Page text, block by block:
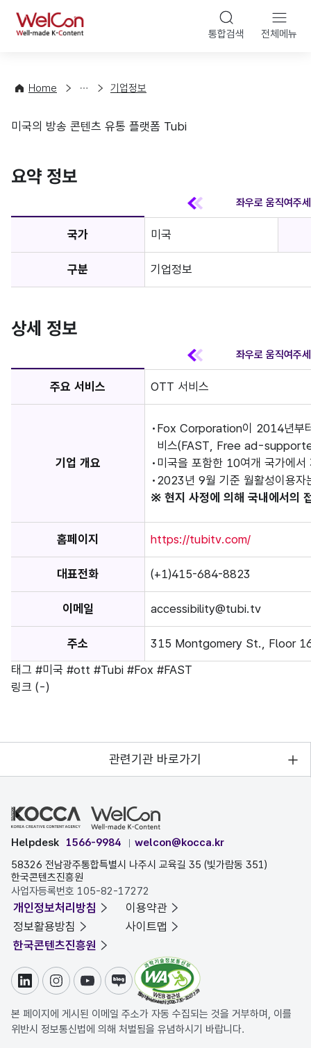
WelCon 통합검색 전체메뉴
Home
컨
팅
해
기
정
기업정보
기업정보
미국의 방송 콘텐츠 유통 플랫폼 Tubi
요약 정보
국가 미국
구분 기업정보
상세 정보
주요 서비스 OTT 서비스
기업 개요
Fox Corporation이 2014년부
비스(FAST, Free ad-
미국을 포함한 10여개 국가에서
2023년 9월 기준 월활성이용
※ 현지 사정에 의해 국내에서의
홈페이지 https://tubitv.com/
대표전화 (+1)415-684-8823
이메일 accessibility@tubi.tv
주소
315 Montgomery St., Floor
태그 #미국 #ott #Tubi #Fox #FAST
링크 (-)
관련기관 바로가기
Helpdesk 1566-9984
welcon@kocca.kr
58326 전남광주통합특별시 나주시 교육길 35 (빛가람동 351)
한국콘텐츠진흥원
사업자등록번호 105-82-17272
개인정보처리방침
이용약관
정보활용방침
사이트맵
한국콘텐츠진흥원
링크드인인스타그램
유튜브블로그
본 페이지에 게시된 이메일 주소가 자동 수집되는 것을 거부하며, 이를
위반시 정보통신법에 의해 처벌됨을 유념하시기 바랍니다.